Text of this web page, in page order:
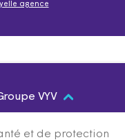
agence
VYV
et de protection